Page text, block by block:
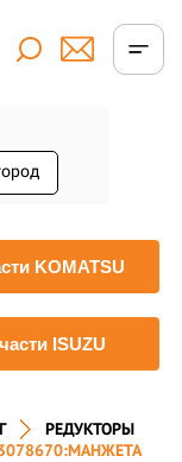
KOMATSU
ISUZU
РЕДУКТОРЫ